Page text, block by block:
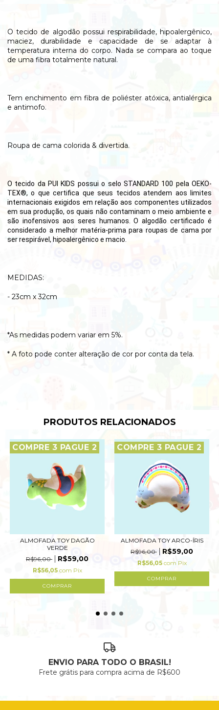
O tecido de algodão possui respirabilidade, hipoalergênico,
maciez, durabilidade e capacidade de se adaptar à
temperatura interna do corpo. Nada se compara ao toque
de uma fibra totalmente natural.
Tem enchimento em fibra de poliéster atóxica, antialérgica
e antimofo.
Roupa de cama colorida & divertida.
O tecido da PUI KIDS possui o selo STANDARD 100 pela OEKO-
TEX®,o que certifica que seus tecidos atendem aos limites
internacionais exigidos em relação aos componentes utilizados
em sua produção, os quais não contaminam o meio ambiente e
são inofensivos aos seres humanos.
O algodão certificado é
considerado a melhor matéria-prima para roupas de cama por
ser respirável, hipoalergênico e macio.
MEDIDAS:
- 23cm x 32cm
*As medidas podem variar em 5%.
* A foto pode conter alteração de cor por conta da tela.
PRODUTOS RELACIONADOS
COMPRE 3 PAGUE 2
ALMOFADA TOY DAGÃO
VERDE
R$96,00
R$59,00
R$56,05 com Pix
COMPRE 3 PAGUE 2
ALMOFADA TOY ARCO-ÍRIS
R$96,00
R$59,00
R$56,05 com Pix
ENVIO PARA TODO O BRASIL!
Frete grátis para compra acima de R$600